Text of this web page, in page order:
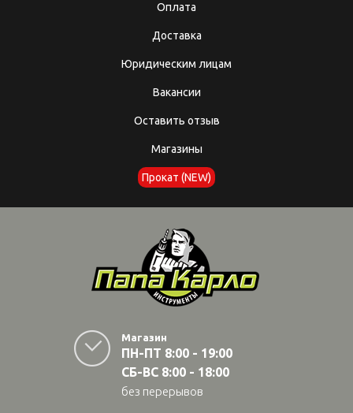
Оплата
Доставка
Юридическим лицам
Вакансии
Оставить отзыв
Магазины
Прокат (NEW)
Магазин
ПН-ПТ 8:00 - 19:00
СБ-ВС 8:00 - 18:00
без перерывов